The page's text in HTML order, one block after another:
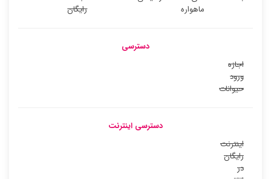
ماهواره
رایگان
دسترسی
اجازه
ورود
حیوانات
دسترسی اینترنت
اینترنت
رایگان
در